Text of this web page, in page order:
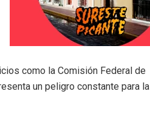
como la Comisión Federal de
un peligro constante para la